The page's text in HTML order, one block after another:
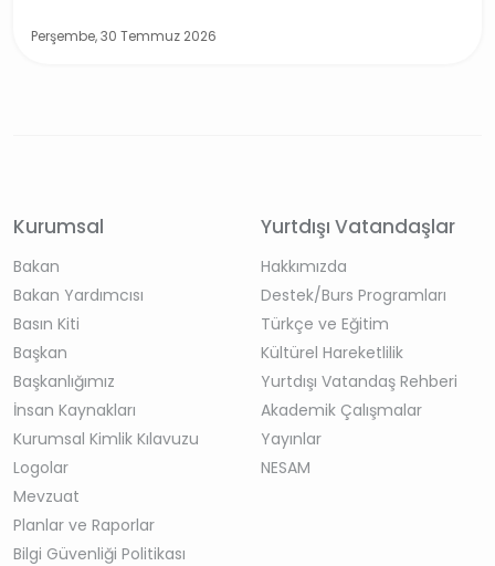
Perşembe, 30 Temmuz 2026
Kurumsal
Bakan
Bakan Yardımcısı
Basın Kiti
Başkan
Başkanlığımız
İnsan Kaynakları
Kurumsal Kimlik Kılavuzu
Logolar
Mevzuat
Planlar ve Raporlar
Bilgi Güvenliği Politikası
Yurtdışı Vatandaşlar
Hakkımızda
Destek/Burs Programları
Türkçe ve Eğitim
Kültürel Hareketlilik
Yurtdışı Vatandaş Rehberi
Akademik Çalışmalar
Yayınlar
NESAM